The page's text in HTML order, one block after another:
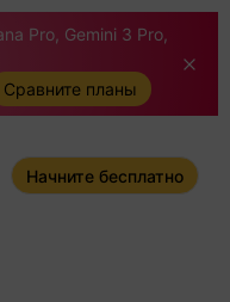
Pro, Gemini 3 Pro,
Сравните планы
Начните бесплатно